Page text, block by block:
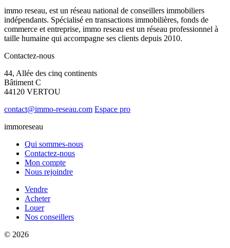
immo reseau, est un réseau national de conseillers immobiliers
indépendants. Spécialisé en transactions immobilières, fonds de
commerce et entreprise, immo reseau est un réseau professionnel à
taille humaine qui accompagne ses clients depuis 2010.
Contactez-nous
44, Allée des cinq continents
Bâtiment C
44120 VERTOU
contact@immo-reseau.com Espace pro
immoreseau
Qui sommes-nous
Contactez-nous
Mon compte
Nous rejoindre
Vendre
Acheter
Louer
Nos conseillers
© 2026